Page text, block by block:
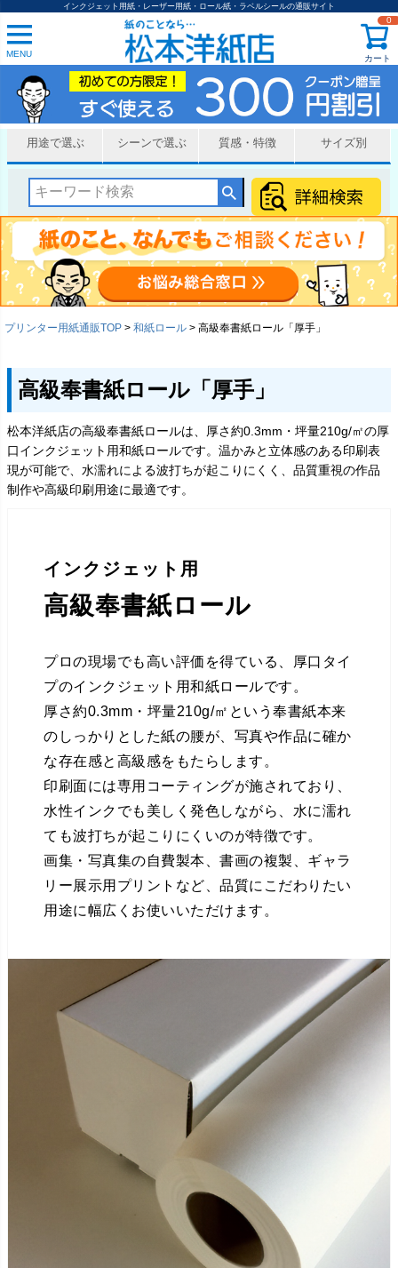
インクジェット用紙・レーザー用紙・ロール紙・ラベルシールの通販サイト
MENU カート
0
用途で選ぶ シーンで選ぶ 質感・特徴 サイズ別
プリンター用紙通販TOP 和紙ロール 高級奉書紙ロール「厚手」
高級奉書紙ロール「厚手」
松本洋紙店の高級奉書紙ロールは、厚さ約0.3mm・坪量210g/㎡の厚
口インクジェット用和紙ロールです。温かみと立体感のある印刷表
現が可能で、水濡れによる波打ちが起こりにくく、品質重視の作品
制作や高級印刷用途に最適です。
インクジェット用
高級奉書紙ロール
プロの現場でも高い評価を得ている、厚口タイ
プのインクジェット用和紙ロールです。
厚さ約0.3mm・坪量210g/㎡という奉書紙本来
のしっかりとした紙の腰が、写真や作品に確か
な存在感と高級感をもたらします。
印刷面には専用コーティングが施されており、
水性インクでも美しく発色しながら、水に濡れ
ても波打ちが起こりにくいのが特徴です。
画集・写真集の自費製本、書画の複製、ギャラ
リー展示用プリントなど、品質にこだわりたい
用途に幅広くお使いいただけます。